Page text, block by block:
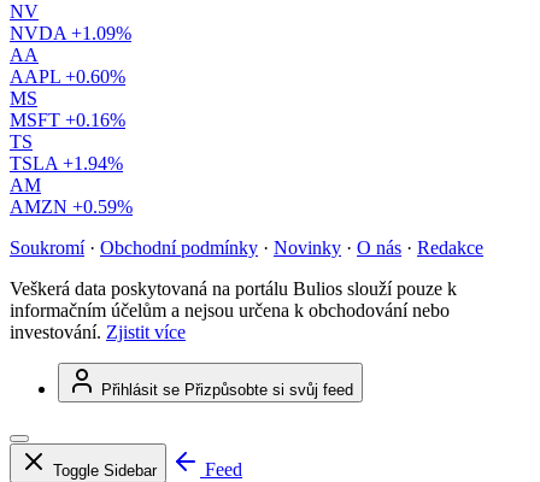
NV
NVDA +1.09%
AA
AAPL +0.60%
MS
MSFT +0.16%
TS
TSLA +1.94%
AM
AMZN +0.59%
Soukromí · Obchodní podmínky · Novinky · O nás · Redakce
Veškerá data poskytovaná na portálu Bulios slouží pouze k
informačním účelům a nejsou určena k obchodování nebo
investování. Zjistit více
Přihlásit se Přizpůsobte si svůj feed
Toggle Sidebar
Feed